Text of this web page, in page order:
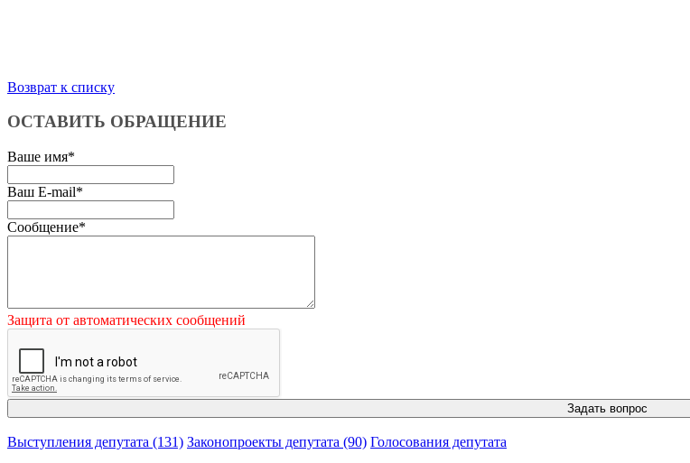
Возврат к списку
ОСТАВИТЬ ОБРАЩЕНИЕ
Ваше имя*
Ваш E-mail*
Сообщение*
Защита от автоматических сообщений
Выступления депутата (131) Законопроекты депутата (90) Голосования депутата